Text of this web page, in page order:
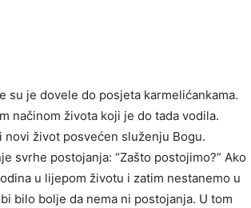
su je dovele do posjeta karmelićankama.
načinom života koji je do tada vodila.
život posvećen služenju Bogu.
svrhe postojanja: “Zašto postojimo?” Ako
u lijepom životu i zatim nestanemo u
bilo bolje da nema ni postojanja. U tom